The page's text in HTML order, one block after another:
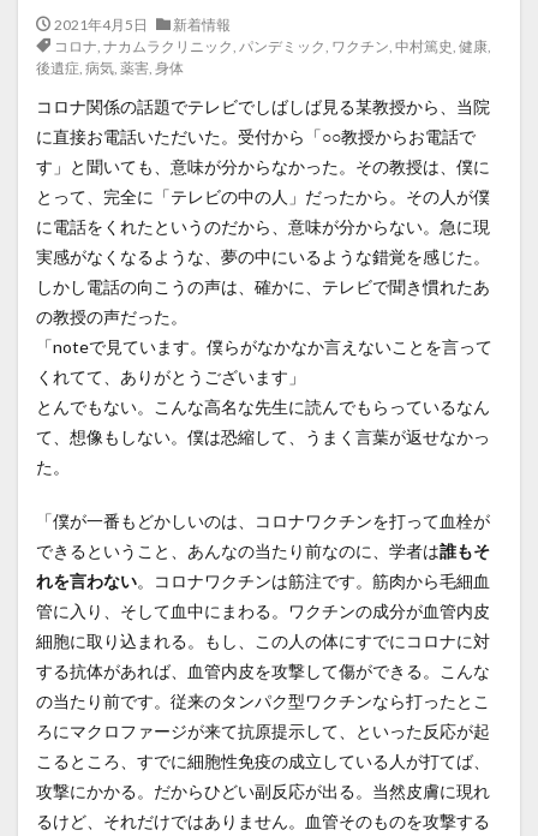
2021年4月5日
新着情報
コロナ, ナカムラクリニック, パンデミック, ワクチン, 中村篤史, 健康,
後遺症, 病気, 薬害, 身体
コロナ関係の話題でテレビでしばしば見る某教授から、当院
に直接お電話いただいた。受付から「○○教授からお電話で
す」と聞いても、意味が分からなかった。その教授は、僕に
とって、完全に「テレビの中の人」だったから。その人が僕
に電話をくれたというのだから、意味が分からない。急に現
実感がなくなるような、夢の中にいるような錯覚を感じた。
しかし電話の向こうの声は、確かに、テレビで聞き慣れたあ
の教授の声だった。
「noteで見ています。僕らがなかなか言えないことを言って
くれてて、ありがとうございます」
とんでもない。こんな高名な先生に読んでもらっているなん
て、想像もしない。僕は恐縮して、うまく言葉が返せなかっ
た。
「僕が一番もどかしいのは、コロナワクチンを打って血栓が
できるということ、あんなの当たり前なのに、学者は誰もそ
れを言わない。コロナワクチンは筋注です。筋肉から毛細血
管に入り、そして血中にまわる。ワクチンの成分が血管内皮
細胞に取り込まれる。もし、この人の体にすでにコロナに対
する抗体があれば、血管内皮を攻撃して傷ができる。こんな
の当たり前です。従来のタンパク型ワクチンなら打ったとこ
ろにマクロファージが来て抗原提示して、といった反応が起
こるところ、すでに細胞性免疫の成立している人が打てば、
攻撃にかかる。だからひどい副反応が出る。当然皮膚に現れ
るけど、それだけではありません。血管そのものを攻撃する